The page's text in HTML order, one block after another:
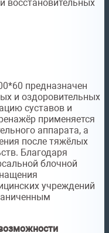
восстановительных
предназначен
и оздоровительных
суставов и
применяется
аппарата, а
после тяжёлых
Благодаря
блочной
учреждений